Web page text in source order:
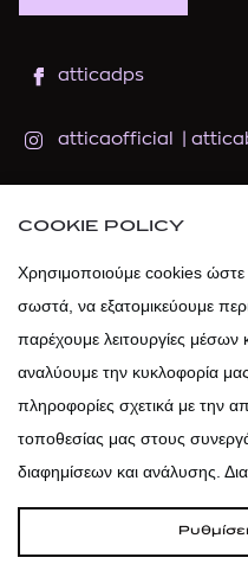
atticadps
atticaofficial
atticadps
COOKIE POLICY
Χρησιμοποιούμε cookies ώστε
σωστά, να εξατομικεύουμε
παρέχουμε λειτουργίες μέσων
αναλύουμε την κυκλοφορία
πληροφορίες σχετικά με την
τοποθεσίας μας στους
διαφημίσεων και ανάλυσης.